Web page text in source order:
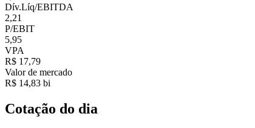
Dív.Líq/EBITDA
2,21
P/EBIT
5,95
VPA
R$ 17,79
Valor de mercado
R$ 14,83 bi
Cotação do dia